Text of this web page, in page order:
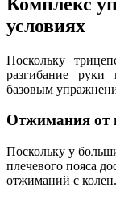
условиях
Поскольку
разгибание
базовым
Отжимания от
Поскольку у
плечевого пояса
отжиманий с колен.